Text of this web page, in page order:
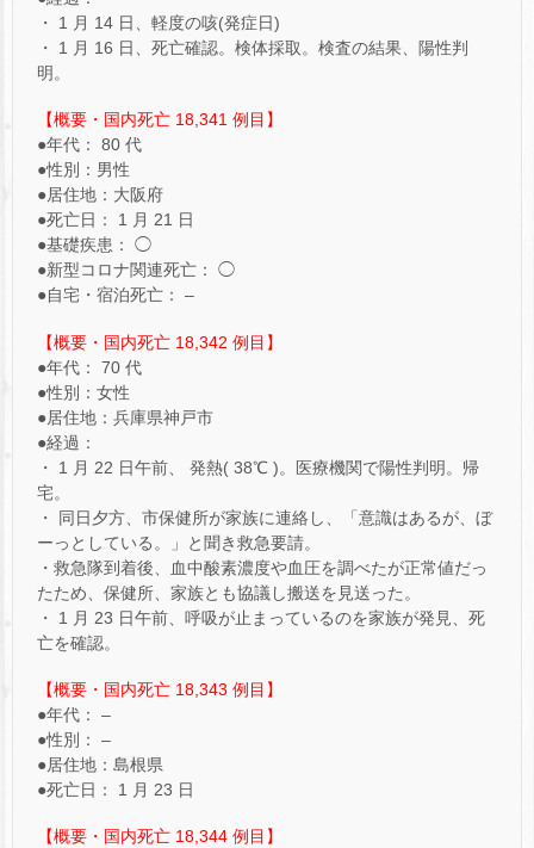
・ 1 月 14 日、軽度の咳(発症日)
・ 1 月 16 日、死亡確認。検体採取。検査の結果、陽性判
明。
【概要・国内死亡 18,341 例目】
●年代： 80 代
●性別：男性
●居住地：大阪府
●死亡日： 1 月 21 日
●基礎疾患： ◯
●新型コロナ関連死亡： ◯
●自宅・宿泊死亡： –
【概要・国内死亡 18,342 例目】
●年代： 70 代
●性別：女性
●居住地：兵庫県神戸市
●経過：
・ 1 月 22 日午前、 発熱( 38℃ )。医療機関で陽性判明。帰
宅。
・ 同日夕方、市保健所が家族に連絡し、「意識はあるが、ぼ
ーっとしている。」と聞き救急要請。
・救急隊到着後、血中酸素濃度や血圧を調べたが正常値だっ
たため、保健所、家族とも協議し搬送を見送った。
・ 1 月 23 日午前、呼吸が止まっているのを家族が発見、死
亡を確認。
【概要・国内死亡 18,343 例目】
●年代： –
●性別： –
●居住地：島根県
●死亡日： 1 月 23 日
【概要・国内死亡 18,344 例目】